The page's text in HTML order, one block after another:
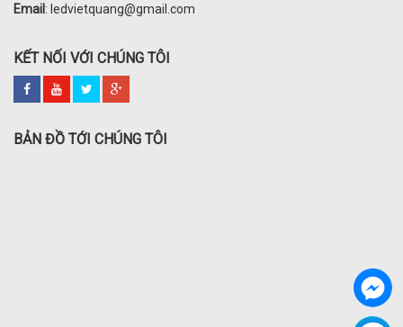
Email : ledvietquang@gmail.com
KẾT NỐI VỚI CHÚNG TÔI
BẢN ĐỒ TỚI CHÚNG TÔI